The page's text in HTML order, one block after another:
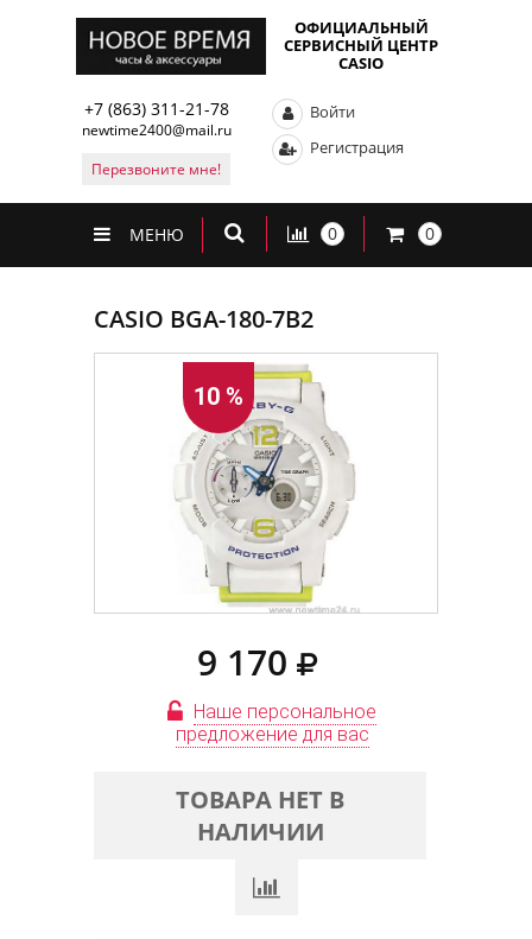
ОФИЦИАЛЬНЫЙ
СЕРВИСНЫЙ ЦЕНТР
CASIO
+7 (863) 311-21-78
newtime2400@mail.ru
Перезвоните мне!
Войти
Регистрация
МЕНЮ 0 0
CASIO BGA-180-7B2
10 %
9 170
Наше персональное
предложение для вас
ТОВАРА НЕТ В
НАЛИЧИИ